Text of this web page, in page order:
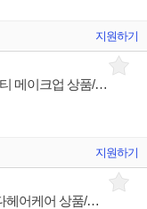
지원하기
[ TOM FORD ] [ 롯데백화점 동탄점 ] 톰포드뷰티 메이크업 상품/진열/지원 판매전문직원
지원하기
[ AVEDA ] [ 롯데강남점/ 현대천호점 ] ES/아베다헤어케어 상품/진열/지원 판매전문직원